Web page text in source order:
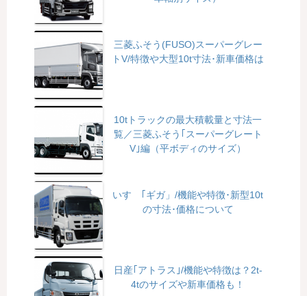
三菱ふそう(FUSO)スーパーグレー
トV/特徴や大型10t寸法･新車価格は
10tトラックの最大積載量と寸法一
覧／三菱ふそう｢スーパーグレート
V｣編（平ボディのサイズ）
いすゞ｢ギガ」/機能や特徴･新型10t
の寸法･価格について
日産｢アトラス｣/機能や特徴は？2t-
4tのサイズや新車価格も！